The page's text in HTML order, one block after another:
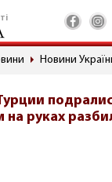
Новини
руках